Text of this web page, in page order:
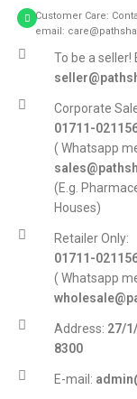
Customer Care:
email:
To be a seller!
Corporate
01711-
( Whatsapp
(E.g.
Houses)
Retailer Only:
01711-
( Whatsapp
Address: 27/
8300
E-mail: